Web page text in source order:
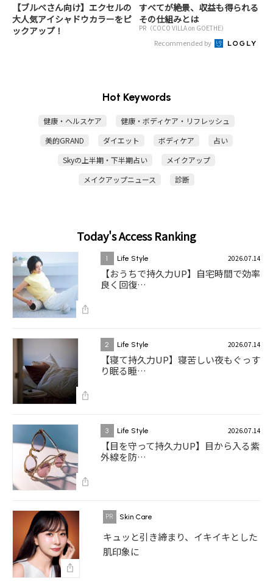
【ブルベさん向け】エクセルの
大人気アイシャドウカラーをピ
ックアップ！
すべてが絶景、収益も得られる
その仕組みとは
PR（COCO VILLA on GOETHE）
Recommended by
Hot Keywords
健康・ヘルスケア
健康・ボディケア・リフレッシュ
美的GRAND
ダイエット ボディケア
占い
Skyの上半期・下半期占い
メイクアップ
メイクアップニュース
診断
Today's Access Ranking
1 Life Style 2026.07.14
【おうちで持久力UP】自宅時間で効率
良く回復…
2 Life Style 2026.07.14
【寝て持久力UP】寝苦しい夜もぐっす
り眠る睡…
3 Life Style 2026.07.14
【目を守って持久力UP】目から入る紫
外線を防…
Skin Care
キュッと引き締まり、イキイキとした
肌印象に